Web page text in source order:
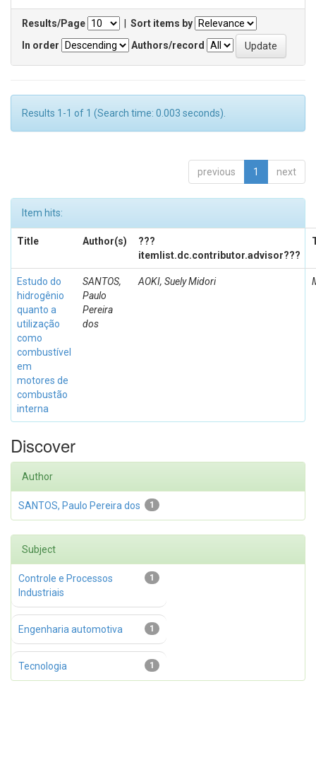
Results/Page
Sort items by
In order
Authors/record
Results 1-1 of 1 (Search time: 0.003 seconds).
previous 1 next
Item hits:
Title Author(s)
???
itemlist.dc.contributor.advisor???
Estudo do
hidrogênio
quanto a
utilização
como
combustível
em
motores de
combustão
interna
SANTOS,
Paulo
Pereira
dos
AOKI, Suely Midori
Discover
Author
1
SANTOS, Paulo Pereira dos
Subject
1
Controle e Processos
Industriais
1
Engenharia automotiva
1
Tecnologia